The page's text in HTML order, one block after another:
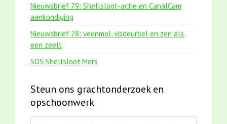
Nieuwsbrief 79: Shellsloot-actie en CanalCam
aankondiging
Nieuwsbrief 78: veenmol, visdeurbel en zen als
een zeelt
SOS Shellsloot Mors
Steun ons grachtonderzoek en
opschoonwerk